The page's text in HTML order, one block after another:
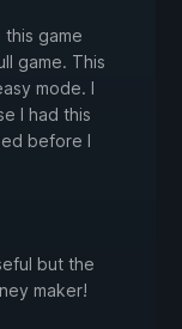
game
game. This
mode. I
I had this
before I
but the
maker!